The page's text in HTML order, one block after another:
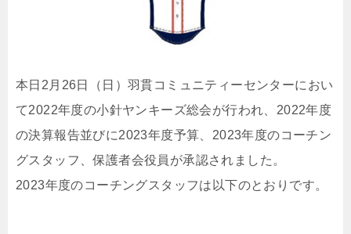
本日2月26日（日）羽貫コミュニティーセンターにおい
て2022年度の小針ヤンキーズ総会が行われ、2022年度
の決算報告並びに2023年度予算、2023年度のコーチン
グスタッフ、保護者会役員が承認されました。
2023年度のコーチングスタッフは以下のとおりです。